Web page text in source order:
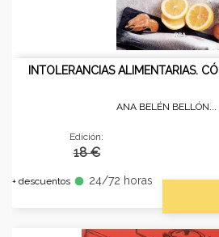
INTOLERANCIAS ALIMENTARIAS.
ANA BELÉN
Edición:
18 €
+ descuentos fiber_manual_record 24/72 horas